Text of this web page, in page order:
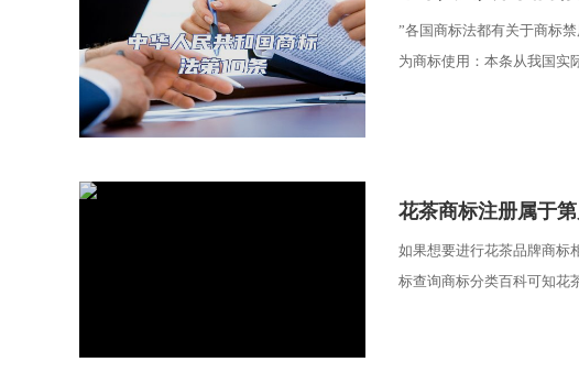
”各国商标法都有关于商标
为商标使用：本条从我国实
花茶商标注册属于第
如果想要进行花茶品牌商标
标查询商标分类百科可知花